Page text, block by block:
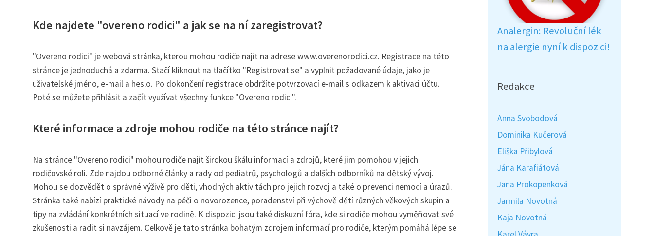
Kde najdete "overeno rodici" a jak se na ní zaregistrovat?
"Overeno rodici" je webová stránka, kterou mohou rodiče najít na adrese www.overenorodici.cz. Registrace na této
stránce je jednoduchá a zdarma. Stačí kliknout na tlačítko "Registrovat se" a vyplnit požadované údaje, jako je
uživatelské jméno, e-mail a heslo. Po dokončení registrace obdržíte potvrzovací e-mail s odkazem k aktivaci účtu.
Poté se můžete přihlásit a začít využívat všechny funkce "Overeno rodici".
Které informace a zdroje mohou rodiče na této stránce najít?
Na stránce "Overeno rodici" mohou rodiče najít širokou škálu informací a zdrojů, které jim pomohou v jejich
rodičovské roli. Zde najdou odborné články a rady od pediatrů, psychologů a dalších odborníků na dětský vývoj.
Mohou se dozvědět o správné výživě pro děti, vhodných aktivitách pro jejich rozvoj a také o prevenci nemocí a úrazů.
Stránka také nabízí praktické návody na péči o novorozence, poradenství při výchově dětí různých věkových skupin a
tipy na zvládání konkrétních situací ve rodině. K dispozici jsou také diskuzní fóra, kde si rodiče mohou vyměňovat své
zkušenosti a radit si navzájem. Celkově je tato stránka bohatým zdrojem informací pro rodiče, kterým pomáhá lépe se
Analergin: Revoluční lék
na alergie nyní k dispozici!
Redakce
Anna Svobodová
Dominika Kučerová
Eliška Přibylová
Jána Karafiátová
Jana Prokopenková
Jarmila Novotná
Kaja Novotná